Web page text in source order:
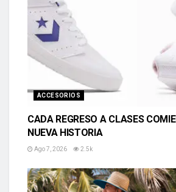
ACCESORIOS
CADA REGRESO A CLASES
NUEVA HISTORIA
Ago 7, 2026 2.5k